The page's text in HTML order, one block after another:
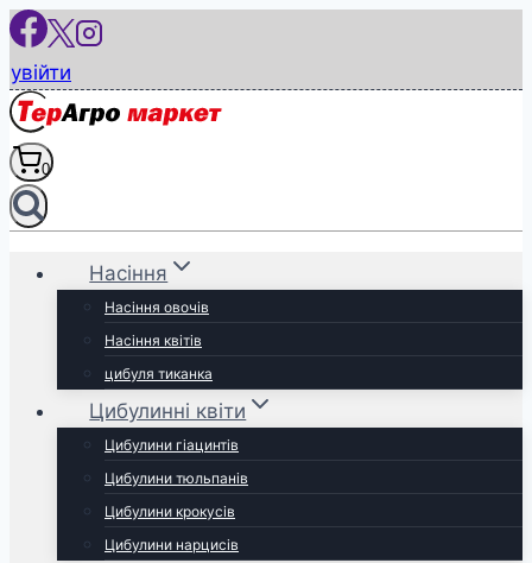
Перейти
вмісту
увійти
0
Насіння
Насіння овочів
Насіння квітів
цибуля тиканка
Цибулинні квіти
Цибулини гіацинтів
Цибулини тюльпанів
Цибулини крокусів
Цибулини нарцисів